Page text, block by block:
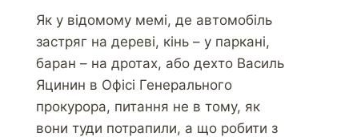
Як у відомому мемі, де автомобіль
застряг на дереві, кінь – у паркані,
баран – на дротах, або дехто Василь
Яцинин в Офісі Генерального
прокурора, питання не в тому, як
вони туди потрапили, а що робити з